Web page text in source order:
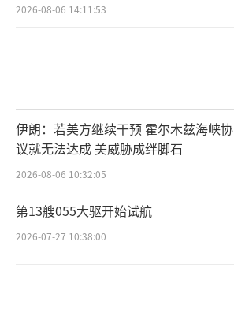
2026-08-06 14:11:53
伊朗：若美方继续干预 霍尔木兹海峡协
议就无法达成 美威胁成绊脚石
2026-08-06 10:32:05
第13艘055大驱开始试航
2026-07-27 10:38:00